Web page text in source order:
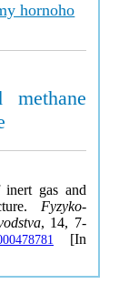
hornoho
gas and
Fyzyko-
, 14, 7-
[In